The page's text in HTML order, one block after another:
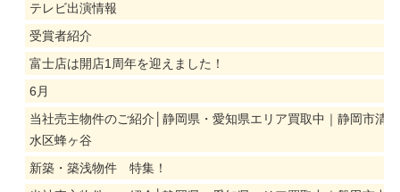
テレビ出演情報
受賞者紹介
富士店は開店1周年を迎えました！
6月
当社売主物件のご紹介│静岡県・愛知県エリア買取中｜静岡市清
水区蜂ヶ谷
新築・築浅物件 特集！